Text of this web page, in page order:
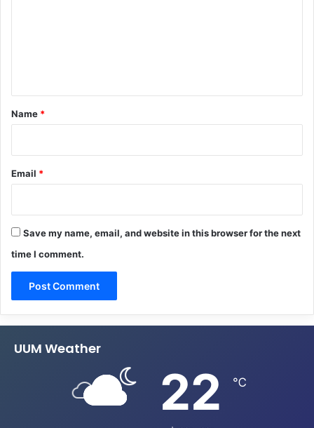
*
Name *
Email *
Save my name, email, and website in this browser for the next
time I comment.
UUM Weather
22 ℃